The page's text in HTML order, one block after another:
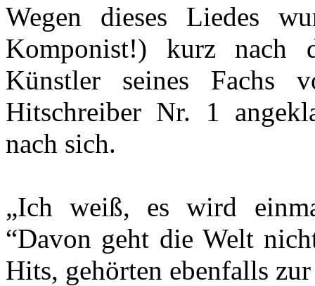
Wegen dieses Liedes
Komponist!) kurz nach
Künstler seines Fachs
Hitschreiber Nr. 1
nach sich.
„Ich weiß, es wird
“Davon geht die Welt
Hits, gehörten ebenfalls